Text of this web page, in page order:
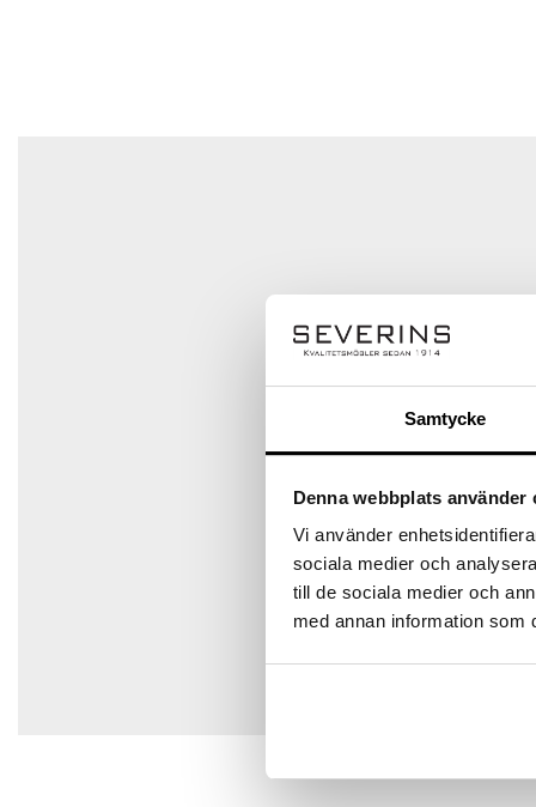
Samtycke
Denna webbplats använder
Vi använder
sociala medier och
till de sociala medier och
med annan information som
Spara mitt namn, min e-postadress och webbplats i